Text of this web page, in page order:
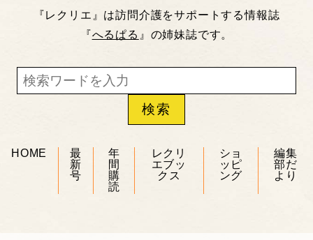
『レクリエ』は訪問介護をサポートする情報誌
『へるぱる 』の姉妹誌です。
HOME
最
新
号
年
間
購
読
レクリ
エブッ
クス
ショ
ッピ
ング
編集
部だ
より